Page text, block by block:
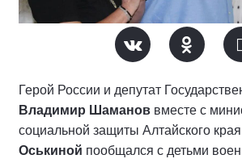
Герой России и депутат
Владимир Шаманов вместе с
социальной защиты Алтайского края
Оськиной пообщался с детьми